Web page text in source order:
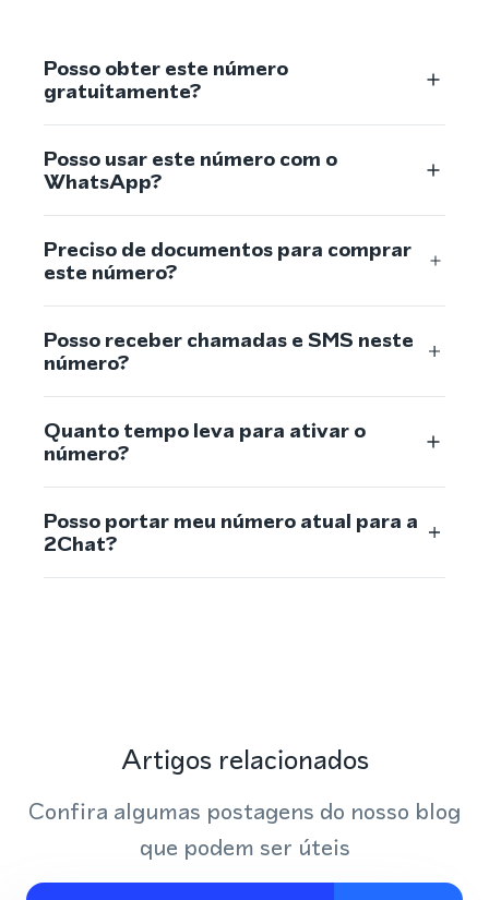
Posso obter este número
gratuitamente?
Posso usar este número com o
WhatsApp?
Preciso de documentos para comprar
este número?
Posso receber chamadas e SMS neste
número?
Quanto tempo leva para ativar o
número?
Posso portar meu número atual para a
2Chat?
Artigos relacionados
Confira algumas postagens do nosso blog
que podem ser úteis